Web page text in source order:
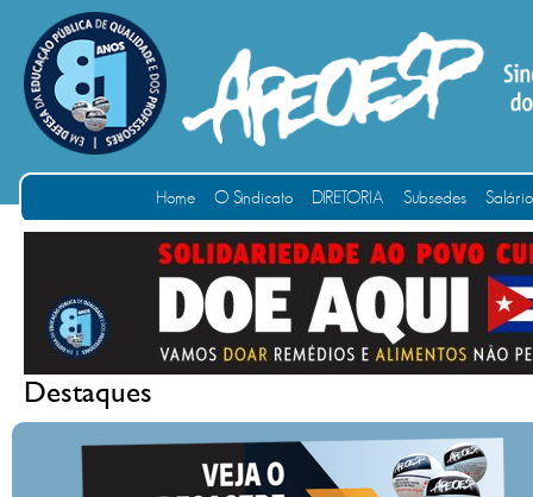
Home O Sindicato DIRETORIA Subsedes
Destaques